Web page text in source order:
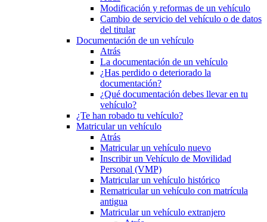
Modificación y reformas de un vehículo
Cambio de servicio del vehículo o de datos
del titular
Documentación de un vehículo
Atrás
La documentación de un vehículo
¿Has perdido o deteriorado la
documentación?
¿Qué documentación debes llevar en tu
vehículo?
¿Te han robado tu vehículo?
Matricular un vehículo
Atrás
Matricular un vehículo nuevo
Inscribir un Vehículo de Movilidad
Personal (VMP)
Matricular un vehículo histórico
Rematricular un vehículo con matrícula
antigua
Matricular un vehículo extranjero